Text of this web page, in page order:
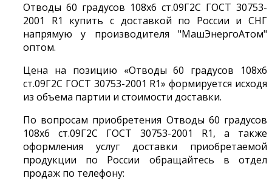
Отводы 60 градусов 108х6 ст.09Г2С ГОСТ 30753-
2001 R1 купить с доставкой по России и СНГ
напрямую у производителя "МашЭнергоАтом"
оптом.
Цена на позицию «Отводы 60 градусов 108х6
ст.09Г2С ГОСТ 30753-2001 R1» формируется исходя
из объема партии и стоимости доставки.
По вопросам приобретения Отводы 60 градусов
108х6 ст.09Г2С ГОСТ 30753-2001 R1, а также
оформления услуг доставки приобретаемой
продукции по России обращайтесь в отдел
продаж по телефону: